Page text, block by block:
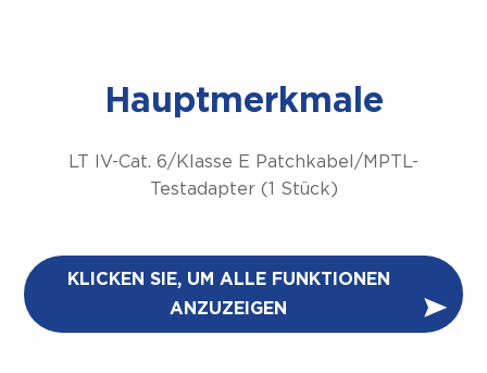
Hauptmerkmale
LT IV-Cat. 6/Klasse E Patchkabel/MPTL-
Testadapter (1 Stück)
KLICKEN SIE, UM ALLE FUNKTIONEN
ANZUZEIGEN